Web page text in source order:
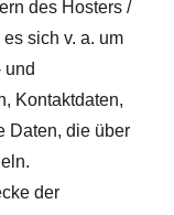
des Hosters /
sich v. a. um
und
Kontaktdaten,
Daten, die über
der